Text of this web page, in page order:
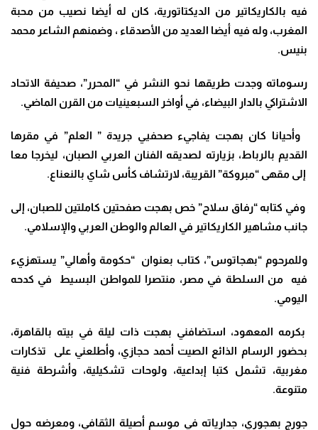
فيه بالكاريكاتير من الديكتاتورية، كان له أيضا نصيب من محبة
المغرب، وله فيه أيضا العديد من الأصدقاء ، وضمنهم الشاعر محمد
بنيس.
رسوماته وجدت طريقها نحو النشر في “المحرر”، صحيفة الاتحاد
الاشتراكي بالدار البيضاء، في أواخر السبعينيات من القرن الماضي.
وأحيانا كان بهجت يفاجيء صحفيي جريدة ” العلم” في مقرها
القديم بالرباط، بزيارته لصديقه الفنان العربي الصبان، ليخرجا معا
إلى مقهى “مبروكة” القريبة، لارتشاف كأس شاي بالنعناع.
وفي كتابه “رفاق سلاح” خص بهجت صفحتين كاملتين للصبان، إلى
جانب مشاهير الكاريكاتير في العالم والوطن العربي والإسلامي.
وللمرحوم “بهجاتوس”، كتاب بعنوان “حكومة وأهالي” يستهزيء
فيه من السلطة في مصر، منتصرا للمواطن البسيط في كدحه
اليومي.
بكرمه المعهود، استضافني بهجت ذات ليلة في بيته بالقاهرة،
بحضور الرسام الذائع الصيت أحمد حجازي، وأطلعني على تذكارات
مغربية، تشمل كتبا إبداعية، ولوحات تشكيلية، وأشرطة فنية
متنوعة.
جورج بهجوري، جدارياته في موسم أصيلة الثقافي، ومعرضه حول